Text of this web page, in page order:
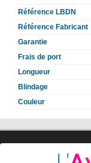
Référence LBDN
Référence Fabricant
Garantie
Frais de port
Longueur
Blindage
Couleur